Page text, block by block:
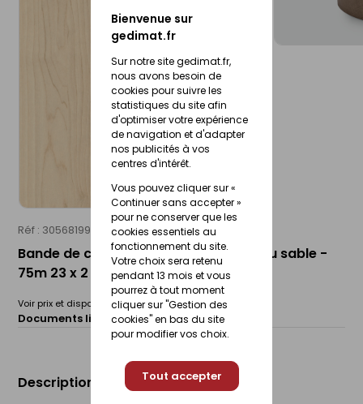
Bienvenue sur
gedimat.fr
Sur notre site gedimat.fr,
nous avons besoin de
cookies pour suivre les
statistiques du site afin
d'optimiser votre expérience
de navigation et d'adapter
nos publicités à vos
centres d'intérêt.
Vous pouvez cliquer sur «
Continuer sans accepter »
pour ne conserver que les
cookies essentiels au
fonctionnement du site.
Votre choix sera retenu
pendant 13 mois et vous
pourrez à tout moment
cliquer sur "Gestion des
cookies" en bas du site
pour modifier vos choix.
Tout accepter
Réf : 30568199 EGGER
Bande de chant ABS ST9 H1732 bouleau sable -
75m 23 x 2 mm
Voir prix et disponibilité en magasin
Documents liés : Fiche technique
Description du produit